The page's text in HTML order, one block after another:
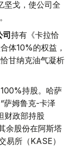
坚戈，使公司全
持有《卡拉恰
体10%的权益，
甘纳克油气凝析
持股。哈萨
萨姆鲁克-卡泽
财政部持股
余股份在阿斯塔
易所（KASE）